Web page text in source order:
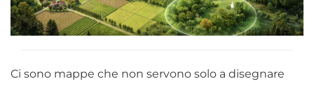
Ci sono mappe che non servono solo a disegnare